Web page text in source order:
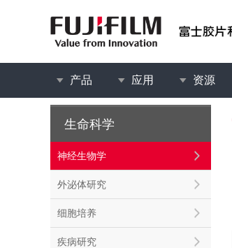
产品 应用 资源
生命科学
神经生物学
外泌体研究
细胞培养
疾病研究